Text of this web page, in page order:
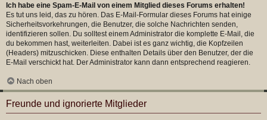
Ich habe eine Spam-E-Mail von einem Mitglied dieses Forums erhalten!
Es tut uns leid, das zu hören. Das E-Mail-Formular dieses Forums hat einige
Sicherheitsvorkehrungen, die Benutzer, die solche Nachrichten senden,
identifizieren sollen. Du solltest einem Administrator die komplette E-Mail, die
du bekommen hast, weiterleiten. Dabei ist es ganz wichtig, die Kopfzeilen
(Headers) mitzuschicken. Diese enthalten Details über den Benutzer, der die
E-Mail verschickt hat. Der Administrator kann dann entsprechend reagieren.
Nach oben
Freunde und ignorierte Mitglieder